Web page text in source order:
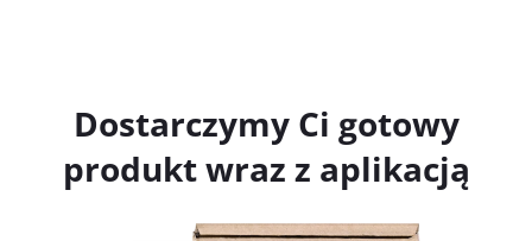
Dostarczymy Ci gotowy
produkt wraz z aplikacją